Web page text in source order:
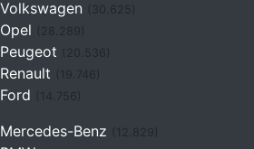
Volkswagen (30.625)
Opel
Peugeot (20.536)
Renault (19.746)
Ford (14.756)
Mercedes-Benz